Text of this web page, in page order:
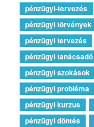
pénzügyi-tervezés
pénzügyi törvények
pénzügyi tervezés
pénzügyi tanácsadó
pénzügyi szokások
pénzügyi probléma
pénzügyi kurzus
pénzügyi döntés